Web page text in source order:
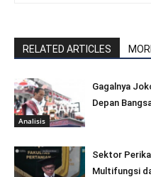
RELATED ARTICLES
Analisis
Gagalnya
Depan
Sektor
Multifungsi